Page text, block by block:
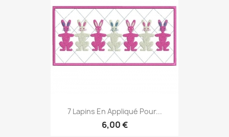
7 Lapins En Appliqué Pour...
6,00 €